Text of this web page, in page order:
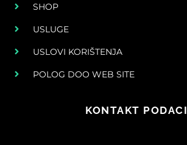
SHOP
USLUGE
USLOVI KORIŠTENJA
POLOG DOO WEB SITE
KONTAKT PODACI